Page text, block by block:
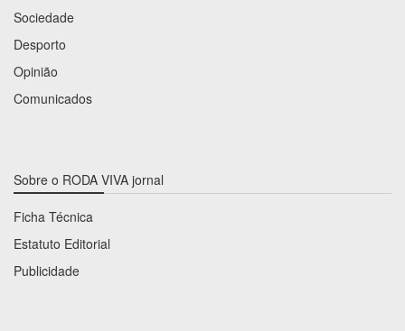
Sociedade
Desporto
Opinião
Comunicados
Sobre o RODA VIVA jornal
Ficha Técnica
Estatuto Editorial
Publicidade